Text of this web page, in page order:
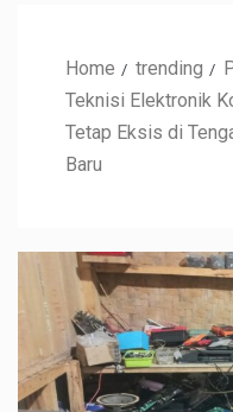
Home trending
Teknisi Elektronik
Tetap Eksis di
Baru